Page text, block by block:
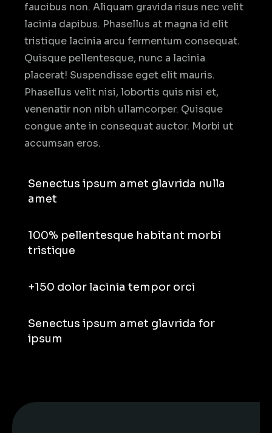
faucibus non. Aliquam gravida risus nec velit
lacinia dapibus. Phasellus at magna id elit
tristique lacinia arcu fermentum consequat.
Quisque pellentesque, nunc a lacinia
placerat! Suspendisse eget elit mauris.
Phasellus velit nisi, lobortis quis nisi et,
venenatir non nibh ullamcorper. Quisque
congue ante in consequat auctor. Morbi ut
accumsan eros.
Senectus ipsum amet glavrida nulla
amet
100% pellentesque habitant morbi
tristique
+150 dolor lacinia tempor orci
Senectus ipsum amet glavrida for
ipsum